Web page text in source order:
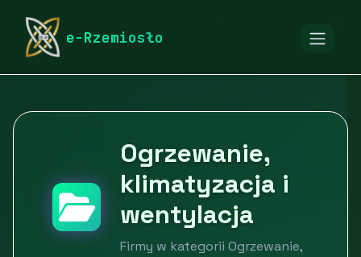
e-Rzemiosło
rymarstwo-poznan.pl
Ogrzewanie, klimatyzacja i wentylacja
Ogrzewanie,
klimatyzacja i
wentylacja
Firmy w kategorii Ogrzewanie,